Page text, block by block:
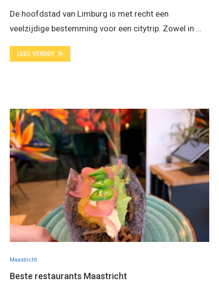
De hoofdstad van Limburg is met recht een
veelzijdige bestemming voor een citytrip. Zowel in …
LEES VERDER
Maastricht
Beste restaurants Maastricht